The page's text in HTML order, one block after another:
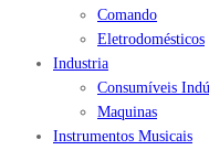
Comando
Eletrodomésticos
Industria
Consumíveis
Maquinas
Instrumentos Musicais